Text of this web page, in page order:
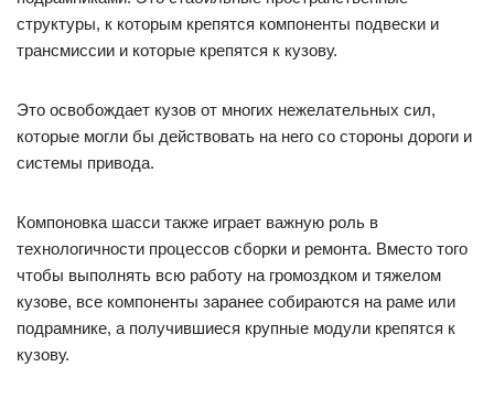
структуры, к которым крепятся компоненты подвески и
трансмиссии и которые крепятся к кузову.
Это освобождает кузов от многих нежелательных сил,
которые могли бы действовать на него со стороны дороги и
системы привода.
Компоновка шасси также играет важную роль в
технологичности процессов сборки и ремонта. Вместо того
чтобы выполнять всю работу на громоздком и тяжелом
кузове, все компоненты заранее собираются на раме или
подрамнике, а получившиеся крупные модули крепятся к
кузову.